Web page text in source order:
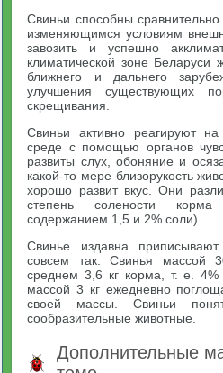
Свиньи способны
изменяющимся условиям
завозить и успешно
климатической зоне Беларуси
ближнего и дальнего
улучшения существующих
скрещивания.
Свиньи активно реагируют
среде с помощью органов
развиты слух, обоняние и
какой-то мере близорукость
хорошо развит вкус. Они
степень солености
содержанием 1,5 и 2% соли).
Свинье издавна
совсем так. Свинья массой
среднем 3,6 кг корма, т. е.
массой 3 кг ежедневно
своей массы. Свиньи
сообразительные животные.
Дополнительные